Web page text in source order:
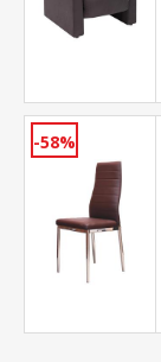
-58%